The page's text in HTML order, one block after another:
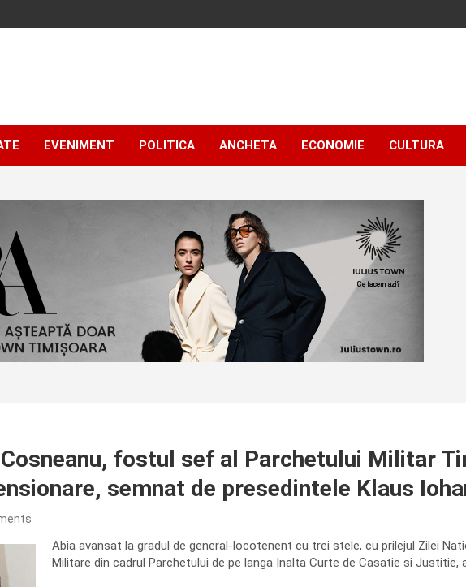
EVENIMENT POLITICA ANCHETA ECONOMIE CULTURA
fostul sef al Parchetului Militar
semnat de presedintele Klaus
Abia avansat la gradul de general-locotenent cu trei stele, cu prilejul Zilei
Militare din cadrul Parchetului de pe langa Inalta Curte de Casatie si Justitie,